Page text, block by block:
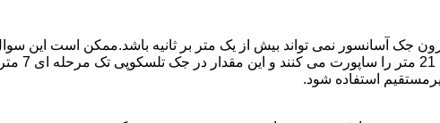
جک آسانسور نمی تواند بیش از یک متر بر ثانیه باشد.ممکن است این